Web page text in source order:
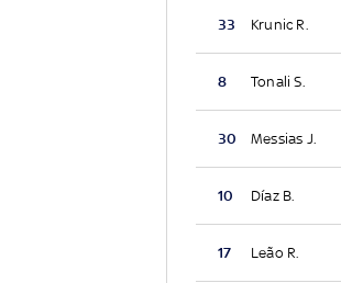
33 Krunic R.
8 Tonali S.
30 Messias J.
10 Díaz B.
17 Leão R.